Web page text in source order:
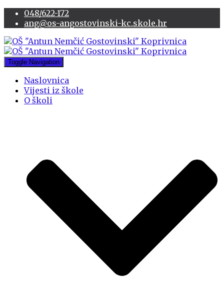
048/622-172
ang@os-angostovinski-kc.skole.hr
Toggle Navigation
Naslovnica
Vijesti iz škole
O školi